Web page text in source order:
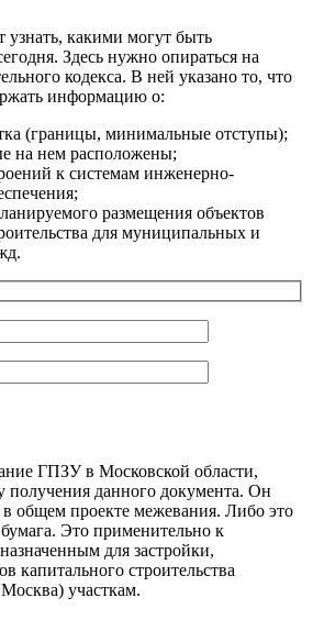
узнать, какими могут быть
Здесь нужно опираться на
кодекса. В ней указано то, что
информацию о:
(границы, минимальные отступы);
на нем расположены;
к системам инженерно-
размещения объектов
для муниципальных и
ГПЗУ в Московской области,
получения данного документа. Он
в общем проекте межевания. Либо это
Это применительно к
для застройки,
капитального строительства
участкам.